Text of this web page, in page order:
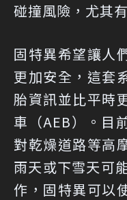
碰撞風險，尤其
固特異希望讓人
更加安全，這套
胎資訊並比平時
車（AEB）。目
對乾燥道路等高
雨天或下雪天可
作，固特異可以